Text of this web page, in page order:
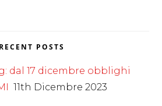
RECENT POSTS
dal 17 dicembre obblighi
11th Dicembre 2023